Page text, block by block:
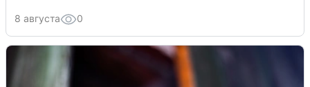
8 августа 0